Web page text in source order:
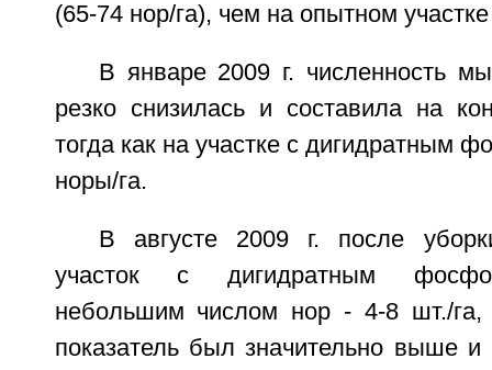
(65-74 нор/га), чем на опытном
В январе 2009 г. численность
резко снизилась и составила на
тогда как на участке с дигидратным
норы/га.
В августе 2009 г. после
участок с дигидратным
небольшим числом нор - 4-8 шт./га,
показатель был значительно выше